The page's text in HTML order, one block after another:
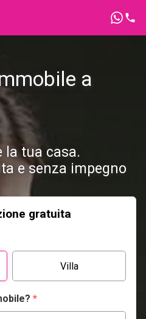
a
la tua casa.
e senza impegno
gratuita
Villa
*